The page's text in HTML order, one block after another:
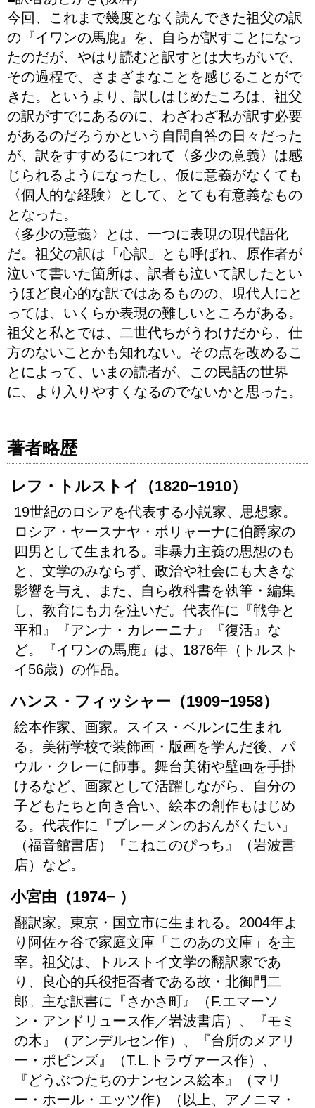
今回、これまで幾度となく読んできた祖父の訳
の『イワンの馬鹿』を、自らが訳すことになっ
たのだが、やはり読むと訳すとは大ちがいで、
その過程で、さまざまなことを感じることがで
きた。というより、訳しはじめたころは、祖父
の訳がすでにあるのに、わざわざ私が訳す必要
があるのだろうかという自問自答の日々だった
が、訳をすすめるにつれて〈多少の意義〉は感
じられるようになったし、仮に意義がなくても
〈個人的な経験〉として、とても有意義なもの
となった。
〈多少の意義〉とは、一つに表現の現代語化
だ。祖父の訳は「心訳」とも呼ばれ、原作者が
泣いて書いた箇所は、訳者も泣いて訳したとい
うほど良心的な訳ではあるものの、現代人にと
っては、いくらか表現の難しいところがある。
祖父と私とでは、二世代ちがうわけだから、仕
方のないことかも知れない。その点を改めるこ
とによって、いまの読者が、この民話の世界
に、より入りやすくなるのでないかと思った。
著者略歴
レフ・トルストイ（1820−1910）
19世紀のロシアを代表する小説家、思想家。
ロシア・ヤースナヤ・ポリャーナに伯爵家の
四男として生まれる。非暴力主義の思想のも
と、文学のみならず、政治や社会にも大きな
影響を与え、また、自ら教科書を執筆・編集
し、教育にも力を注いだ。代表作に『戦争と
平和』『アンナ・カレーニナ』『復活』な
ど。『イワンの馬鹿』は、1876年（トルスト
イ56歳）の作品。
ハンス・フィッシャー（1909−1958）
絵本作家、画家。スイス・ベルンに生まれ
る。美術学校で装飾画・版画を学んだ後、パ
ウル・クレーに師事。舞台美術や壁画を手掛
けるなど、画家として活躍しながら、自分の
子どもたちと向き合い、絵本の創作もはじめ
る。代表作に『ブレーメンのおんがくたい』
（福音館書店）『こねこのぴっち』（岩波書
店）など。
小宮由（1974− ）
翻訳家。東京・国立市に生まれる。2004年よ
り阿佐ヶ谷で家庭文庫「このあの文庫」を主
宰。祖父は、トルストイ文学の翻訳家であ
り、良心的兵役拒否者である故・北御門二
郎。主な訳書に『さかさ町』（F.エマーソ
ン・アンドリュース作／岩波書店）、『モミ
の木』（アンデルセン作）、『台所のメアリ
ー・ポピンズ』（T.L.トラヴァース作）、
『どうぶつたちのナンセンス絵本』（マリ
ー・ホール・エッツ作）（以上、アノニマ・